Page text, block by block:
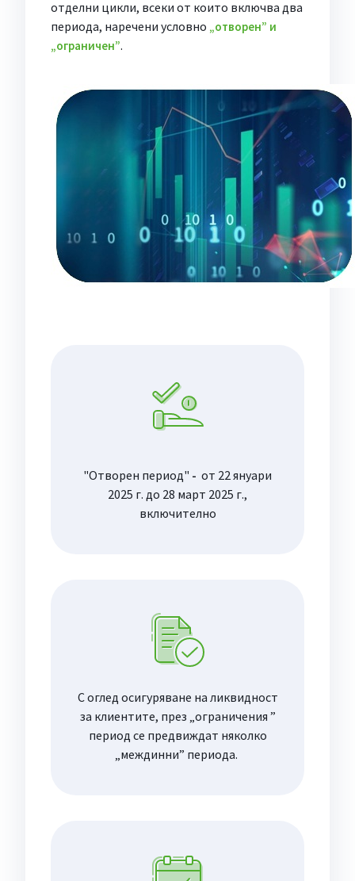
отделни цикли, всеки от които включва два
периода, наречени условно „отворен” и
„ограничен”.
"Отворен период" - от 22 януари
2025 г. до 28 март 2025 г.,
включително
С оглед осигуряване на ликвидност
за клиентите, през „ограничения ”
период се предвиждат няколко
„междинни” периода.